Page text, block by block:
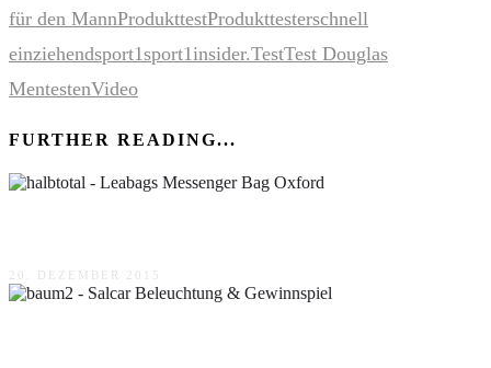
für den MannProdukttestProdukttesterschnell
einziehendsport1sport1insider.TestTest Douglas
MentestenVideo
FURTHER READING...
20. DEZEMBER 2015